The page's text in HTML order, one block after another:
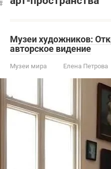
Музеи художников:
авторское видение
Музеи мира Елена Петрова